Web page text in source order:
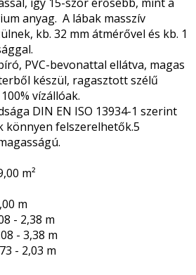
anyag. A lábak masszív
kb. 32 mm átmérővel és kb. 1
PVC-bevonattal ellátva, magas
készül, ragasztott szélű
vízállóak.
DIN EN ISO 13934-1 szerint
könnyen felszerelhetők.5
m²
m
- 2,38 m
- 3,38 m
- 2,03 m